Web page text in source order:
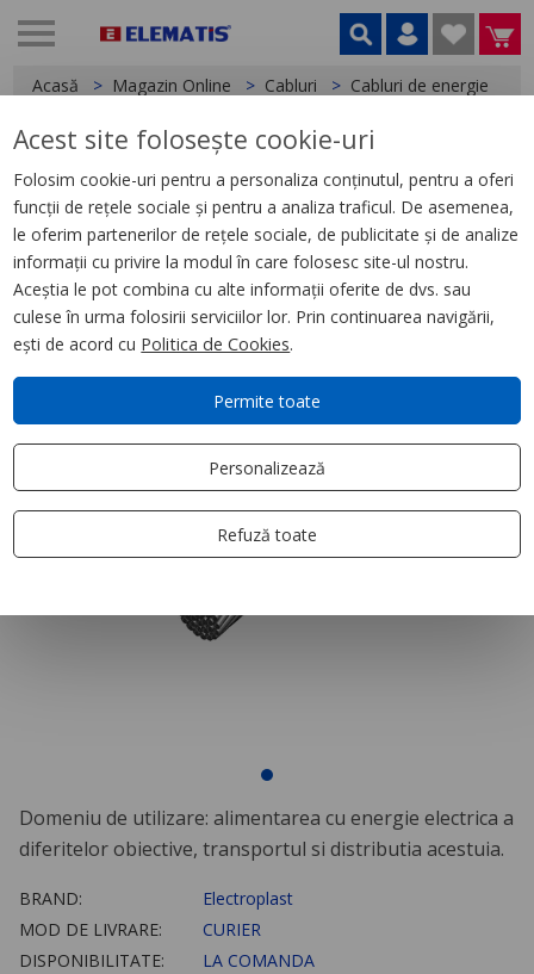
Acasă Magazin Online Cabluri Cabluri de energie
< Cabluri de energie
Cablu T2XIR 50 OL-AL 3X50
Domeniu de utilizare: alimentarea cu energie electrica a
diferitelor obiective, transportul si distributia acestuia.
BRAND:
Electroplast
MOD DE LIVRARE:
CURIER
DISPONIBILITATE:
LA COMANDA
Acest site folosește cookie-uri
Folosim cookie-uri pentru a personaliza conținutul, pentru a oferi
funcții de rețele sociale și pentru a analiza traficul. De asemenea,
le oferim partenerilor de rețele sociale, de publicitate și de analize
informații cu privire la modul în care folosesc site-ul nostru.
Aceștia le pot combina cu alte informații oferite de dvs. sau
culese în urma folosirii serviciilor lor. Prin continuarea navigării,
ești de acord cu Politica de Cookies.
Permite toate
Personalizează
Refuză toate